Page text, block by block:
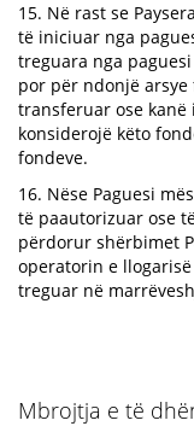
15. Në rast se
të iniciuar nga
treguara nga
por për ndonjë
transferuar ose kanë
konsiderojë këto
fondeve.
16. Nëse Paguesi
të paautorizuar ose
përdorur shërbimet
operatorin e
treguar në
Mbrojtja e të